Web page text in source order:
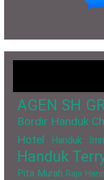
AGEN SH
Bordir Handuk
Hotel
Handuk
Handuk
Pita Murah Raja